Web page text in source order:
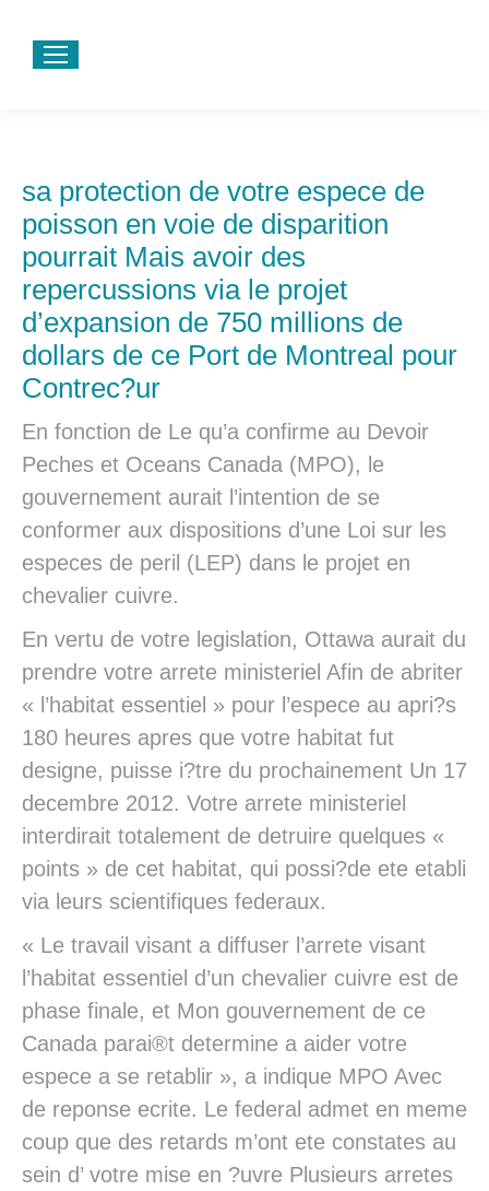
sa protection de votre espece de
poisson en voie de disparition
pourrait Mais avoir des
repercussions via le projet
d’expansion de 750 millions de
dollars de ce Port de Montreal pour
Contrec?ur
En fonction de Le qu’a confirme au Devoir
Peches et Oceans Canada (MPO), le
gouvernement aurait l’intention de se
conformer aux dispositions d’une Loi sur les
especes de peril (LEP) dans le projet en
chevalier cuivre.
En vertu de votre legislation, Ottawa aurait du
prendre votre arrete ministeriel Afin de abriter
« l’habitat essentiel » pour l’espece au apri?s
180 heures apres que votre habitat fut
designe, puisse i?tre du prochainement Un 17
decembre 2012. Votre arrete ministeriel
interdirait totalement de detruire quelques «
points » de cet habitat, qui possi?de ete etabli
via leurs scientifiques federaux.
« Le travail visant a diffuser l’arrete visant
l’habitat essentiel d’un chevalier cuivre est de
phase finale, et Mon gouvernement de ce
Canada parai®t determine a aider votre
espece a se retablir », a indique MPO Avec
de reponse ecrite. Le federal admet en meme
coup que des retards m’ont ete constates au
sein d’ votre mise en ?uvre Plusieurs arretes